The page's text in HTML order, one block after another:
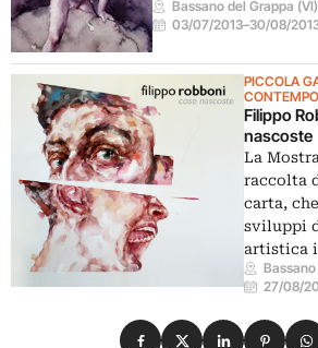
Bassano del Grappa (VI)
03/07/2013–30/08/
PICCOLA
Filippo
nascoste
La
raccolta
carta,
sviluppi
artistica
27/08/
Condividi su Facebook
Condividi su X
Condividi su